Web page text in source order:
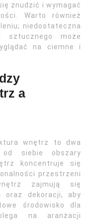
znudzić i wymagać
Warto również
niedostateczna
sztucznego może
na ciemne i
a
wnętrz to dwa
siebie obszary
koncentruje się
przestrzeni
zajmują się
oraz dekoracji, aby
środowisko dla
na aranżacji